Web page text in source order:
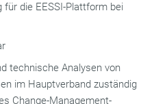
für die EESSI-Plattform bei
technische Analysen von
im Hauptverband zuständig
Change-Management-